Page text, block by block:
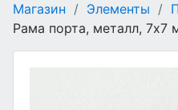
Магазин / Элементы /
Рама порта, металл, 7х7